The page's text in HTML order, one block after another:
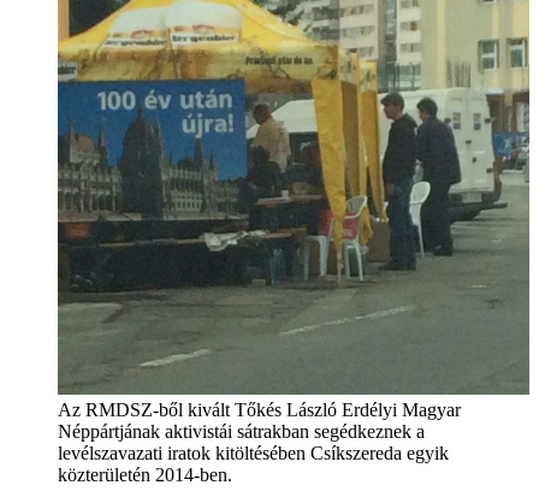
Az RMDSZ-ből kivált Tőkés László Erdélyi Magyar
Néppártjának aktivistái sátrakban segédkeznek a
levélszavazati iratok kitöltésében Csíkszereda egyik
közterületén 2014-ben.